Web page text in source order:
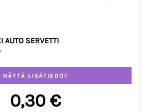
PUNAINEN JENKKI AUTO SERVETTI
0,30 €